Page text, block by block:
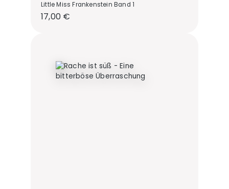
Little Miss Frankenstein Band 1
Regulärer Preis:
17,00 €